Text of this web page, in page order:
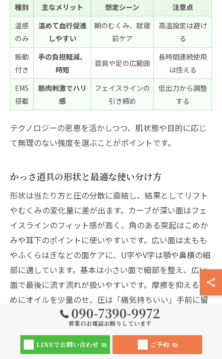
種別 主なメリット 想定シーン
注意点
温感
のみ
温めて血行促進
しやすい
朝のむくみ、就寝
前ケア
高温設定は避け
る
振動
付き
手の負担軽減、
時短
首肩や足の広範囲
長時間連続使用
は控える
EMS
搭載
筋肉刺激でハリ
感
フェイスラインの
引き締め
低出力から調整
する
テクノロジーの恩恵を活かしつつ、肌状態や目的に応じ
て無理のない強度を選ぶことがポイントです。
かっさ道具の形状と最適な使い分け方
形状は当たり方と圧の分散に直結し、結果としてリフト
やむくみの変化量に差が出ます。カーブが深い面はフェ
イスラインのフィット感が高く、角のある突起はこめか
みや耳下のポイントに使いやすいです。広い面は太もも
やふくらはぎなどの面ケアに、U字やV字は顎や鼻横の細
部に適しています。基本は小さい面で細部を整え、広い
面で最後に流す流れが扱いやすいです。摩擦を抑えるた
めにオイルを少量のせ、圧は「痛気持ちいい」手前に留
めます。電動であっても、流す方向は心臓側を意識し、
同じ部位を何往復も強くこすらないようにしましょう。
フェイスラインは深いカーブ
を沿わせて耳下へ流し
090-7390-9972
営業のお電話お断りしています
LINEでお問い合わせ ご予約